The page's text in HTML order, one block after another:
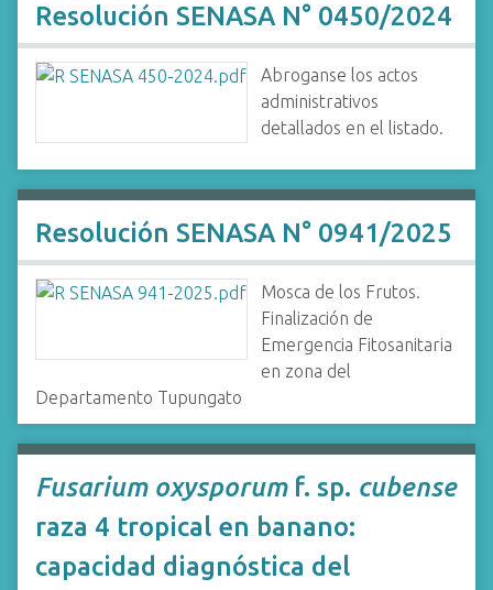
Resolución SENASA N° 0450/2024
Abroganse los actos
administrativos
detallados en el listado.
Resolución SENASA N° 0941/2025
Mosca de los Frutos.
Finalización de
Emergencia Fitosanitaria
en zona del
Departamento Tupungato
Fusarium oxysporumf. sp. cubense
raza 4 tropical en banano:
capacidad diagnóstica del